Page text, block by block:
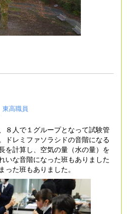
東高職員
８人で１グループとなって試験管
ドレミファソラシドの音階になる
を計算し、空気の量（水の量）を
いな音階になった班もありました
た班もありました。